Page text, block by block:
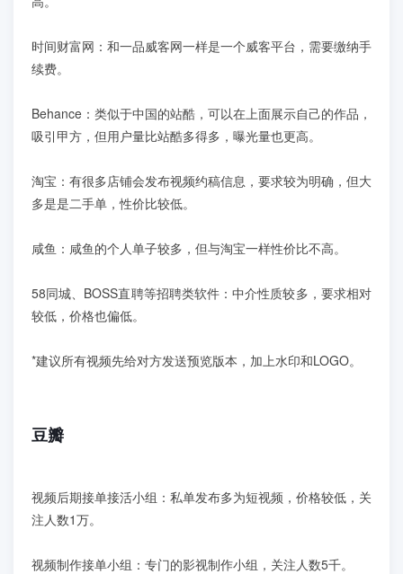
时间财富网：和一品威客网一样是一个威客平台，需要缴纳手
续费。
Behance：类似于中国的站酷，可以在上面展示自己的作品，
吸引甲方，但用户量比站酷多得多，曝光量也更高。
淘宝：有很多店铺会发布视频约稿信息，要求较为明确，但大
多是是二手单，性价比较低。
咸鱼：咸鱼的个人单子较多，但与淘宝一样性价比不高。
58同城、BOSS直聘等招聘类软件：中介性质较多，要求相对
较低，价格也偏低。
*建议所有视频先给对方发送预览版本，加上水印和LOGO。
豆瓣
视频后期接单接活小组：私单发布多为短视频，价格较低，关
注人数1万。
视频制作接单小组：专门的影视制作小组，关注人数5千。